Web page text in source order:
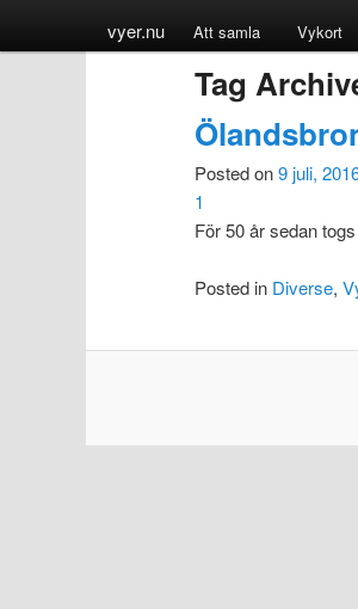
vyer.nu Att samla Vykort
Tag
Posted on9 juli,
1
För 50 år sedan
Posted in Diverse,